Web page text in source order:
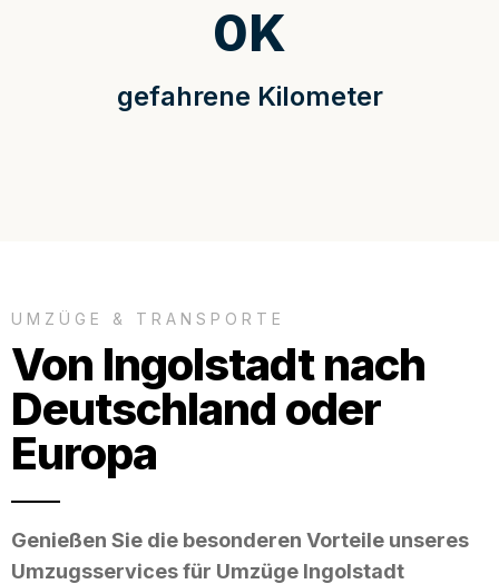
gefahrene Kilometer
0K
UMZÜGE & TRANSPORTE
Von Ingolstadt nach
Deutschland oder
Europa
Genießen Sie die besonderen Vorteile unseres
Umzugsservices für Umzüge Ingolstadt